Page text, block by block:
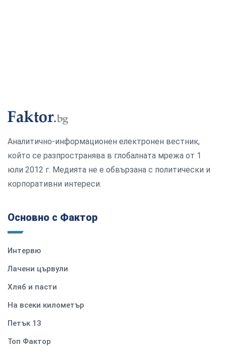
Аналитично-информационен електронен вестник,
който се разпространява в глобалната мрежа от 1
юли 2012 г. Медията не е обвързана с политически и
корпоративни интереси.
Основно с Фактор
Интервю
Лачени цървули
Хляб и пасти
На всеки километър
Петък 13
Топ Фактор